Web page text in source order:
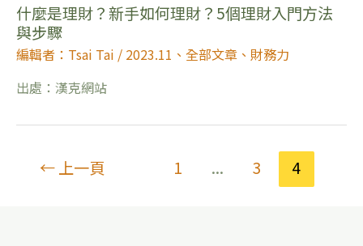
什麼是理財？新手如何理財？5個理財入門方法
與步驟
編輯者：Tsai Tai / 2023.11 、 全部文章 、 財務力
出處：漢克網站
←上一頁 1 ... 3 4